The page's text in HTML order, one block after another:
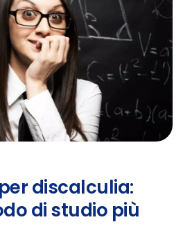
discalculia:
di studio più